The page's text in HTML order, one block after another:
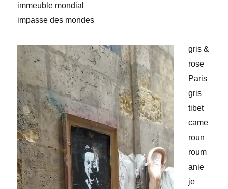
immeuble mondial
impasse des mondes
gris &
rose
Paris
gris
tibet
came
roun
roum
anie
je